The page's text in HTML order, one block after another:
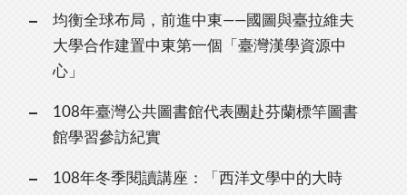
均衡全球布局，前進中東——國圖與臺拉維夫
大學合作建置中東第一個「臺灣漢學資源中
心」
108年臺灣公共圖書館代表團赴芬蘭標竿圖書
館學習參訪紀實
108年冬季閱讀講座：「西洋文學中的大時